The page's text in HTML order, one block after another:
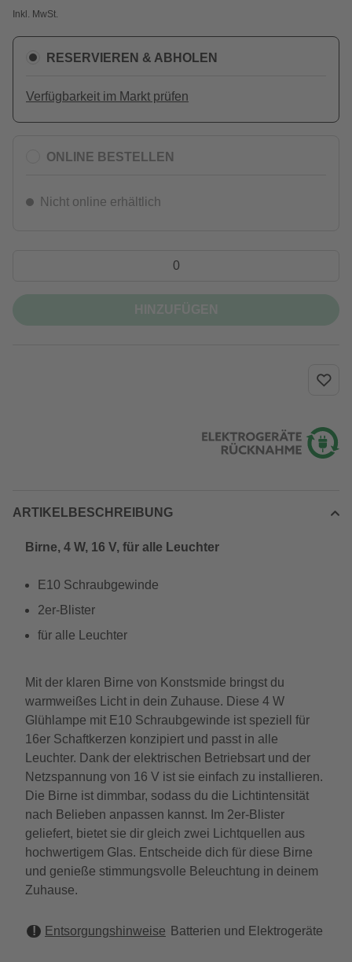
Inkl. MwSt.
RESERVIEREN & ABHOLEN
Verfügbarkeit im Markt prüfen
ONLINE BESTELLEN
Nicht online erhältlich
ARTIKELBESCHREIBUNG
Birne, 4 W, 16 V, für alle Leuchter
E10 Schraubgewinde
2er-Blister
für alle Leuchter
Mit der klaren Birne von Konstsmide bringst du
warmweißes Licht in dein Zuhause. Diese 4 W
Glühlampe mit E10 Schraubgewinde ist speziell für
16er Schaftkerzen konzipiert und passt in alle
Leuchter. Dank der elektrischen Betriebsart und der
Netzspannung von 16 V ist sie einfach zu installieren.
Die Birne ist dimmbar, sodass du die Lichtintensität
nach Belieben anpassen kannst. Im 2er-Blister
geliefert, bietet sie dir gleich zwei Lichtquellen aus
hochwertigem Glas. Entscheide dich für diese Birne
und genieße stimmungsvolle Beleuchtung in deinem
Zuhause.
Entsorgungshinweise Batterien und Elektrogeräte